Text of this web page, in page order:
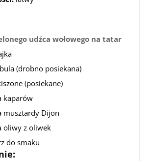
udźca wołowego na tatar
(drobno posiekana)
(posiekane)
kaparów
musztardy Dijon
oliwy z oliwek
do smaku